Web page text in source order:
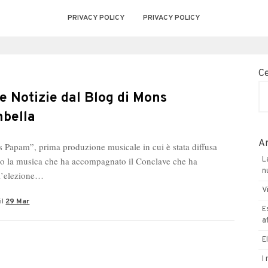
PRIVACY POLICY PRIVACY POLICY
Notizie dal Blog di Mons
Papam”, prima produzione musicale in cui è stata diffusa
la musica che ha accompagnato il Conclave che ha
29 Mar
I